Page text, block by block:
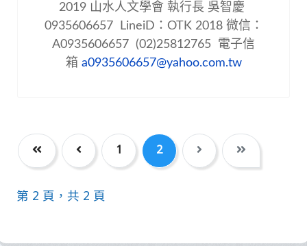
2019 山水人文學會 執行長 吳智慶
0935606657 LineiD：OTK 2018 微信：
A0935606657 (02)25812765 電子信
箱 a0935606657@yahoo.com.tw
1 2
第 2 頁，共 2 頁